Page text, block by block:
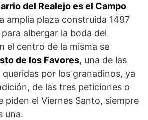
del Realejo es el Campo
amplia plaza construida 1497
albergar la boda del
el centro de la misma se
de los Favores, una de las
por los granadinos, ya
de las tres peticiones o
piden el Viernes Santo, siempre
una.